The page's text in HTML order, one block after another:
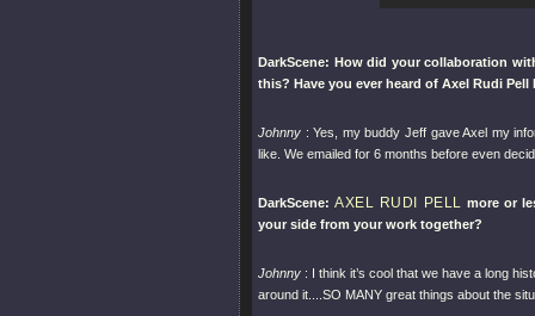
DarkScene: How did your collaboration
this? Have you ever heard of Axel Rudi Pell
Johnny : Yes, my buddy Jeff gave Axel my
like. We emailed for 6 months before even
DarkScene:AXEL RUDI PELL more or
your side from your work together?
Johnny : I think it’s cool that we have a long
around it....SO MANY great things about the